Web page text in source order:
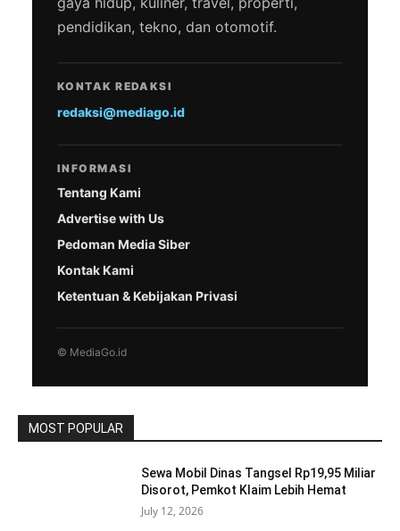
pendidikan, tekno, dan otomotif.
KONTAK REDAKSI
redaksi@mediago.id
INFORMASI
Tentang Kami
Advertise with Us
Pedoman Media Siber
Kontak Kami
Ketentuan & Kebijakan Privasi
© MediaGo.id
MOST POPULAR
Sewa Mobil Dinas Tangsel Rp19,95 Miliar
Disorot, Pemkot Klaim Lebih Hemat
July 12, 2026